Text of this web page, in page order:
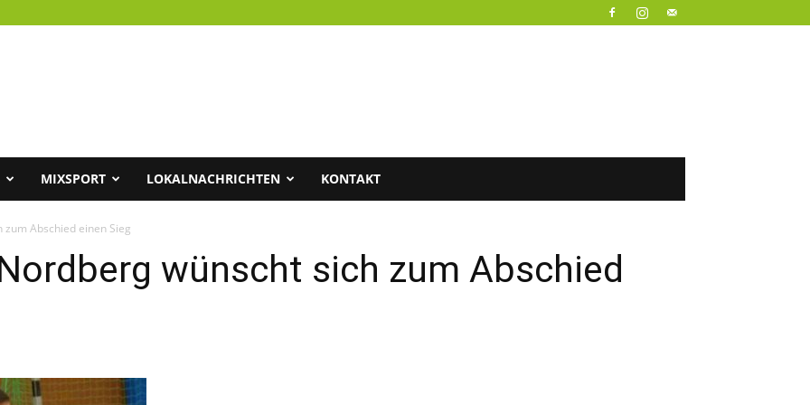
MIXSPORT LOKALNACHRICHTEN KONTAKT
Abschied einen Sieg
wünscht sich zum Abschied